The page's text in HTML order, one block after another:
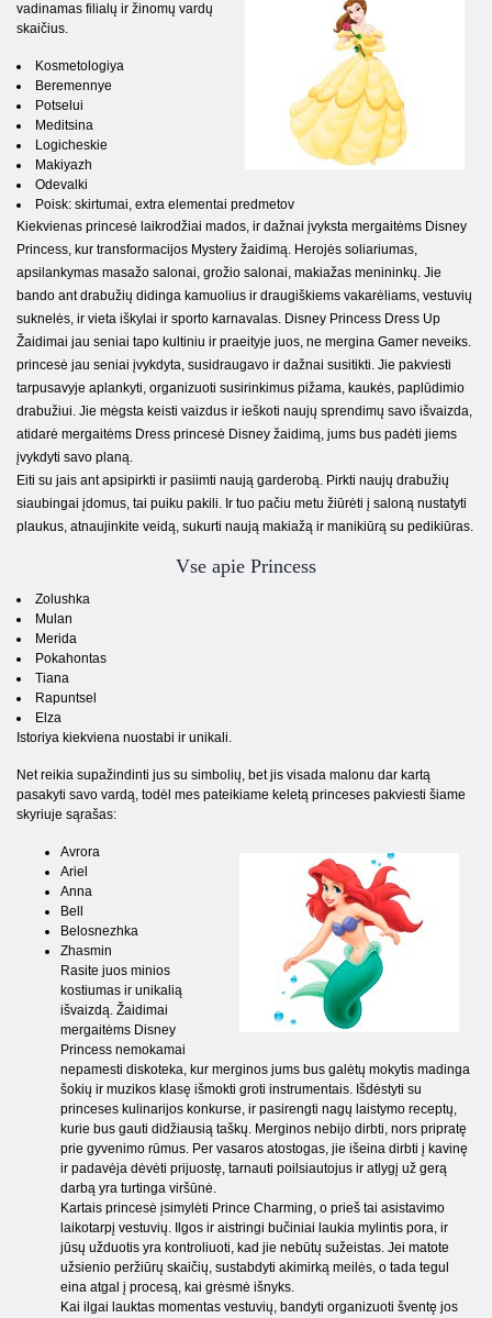
vadinamas filialų ir žinomų vardų
skaičius.
Kosmetologiya
Beremennye
Potselui
Meditsina
Logicheskie
Makiyazh
Odevalki
Poisk: skirtumai, extra elementai predmetov
Kiekvienas princesė laikrodžiai mados, ir dažnai įvyksta mergaitėms Disney
Princess, kur transformacijos Mystery žaidimą. Herojės soliariumas,
apsilankymas masažo salonai, grožio salonai, makiažas menininkų. Jie
bando ant drabužių didinga kamuolius ir draugiškiems vakarėliams, vestuvių
suknelės, ir vieta iškylai ir sporto karnavalas. Disney Princess Dress Up
Žaidimai jau seniai tapo kultiniu ir praeityje juos, ne mergina Gamer neveiks.
princesė jau seniai įvykdyta, susidraugavo ir dažnai susitikti. Jie pakviesti
tarpusavyje aplankyti, organizuoti susirinkimus pižama, kaukės, paplūdimio
drabužiui. Jie mėgsta keisti vaizdus ir ieškoti naujų sprendimų savo išvaizda,
atidarė mergaitėms Dress princesė Disney žaidimą, jums bus padėti jiems
įvykdyti savo planą.
Eiti su jais ant apsipirkti ir pasiimti naują garderobą. Pirkti naujų drabužių
siaubingai įdomus, tai puiku pakili. Ir tuo pačiu metu žiūrėti į saloną nustatyti
plaukus, atnaujinkite veidą, sukurti naują makiažą ir manikiūrą su pedikiūras.
Vse apie Princess
Zolushka
Mulan
Merida
Pokahontas
Tiana
Rapuntsel
Elza
Istoriya kiekviena nuostabi ir unikali.
Net reikia supažindinti jus su simbolių, bet jis visada malonu dar kartą
pasakyti savo vardą, todėl mes pateikiame keletą princeses pakviesti šiame
skyriuje sąrašas:
Avrora
Ariel
Anna
Bell
Belosnezhka
Zhasmin
Rasite juos minios
kostiumas ir unikalią
išvaizdą. Žaidimai
mergaitėms Disney
Princess nemokamai
nepamesti diskoteka, kur merginos jums bus galėtų mokytis madinga
šokių ir muzikos klasę išmokti groti instrumentais. Išdėstyti su
princeses kulinarijos konkurse, ir pasirengti nagų laistymo receptų,
kurie bus gauti didžiausią taškų. Merginos nebijo dirbti, nors pripratę
prie gyvenimo rūmus. Per vasaros atostogas, jie išeina dirbti į kavinę
ir padavėja dėvėti prijuostę, tarnauti poilsiautojus ir atlygį už gerą
darbą yra turtinga viršūnė.
Kartais princesė įsimylėti Prince Charming, o prieš tai asistavimo
laikotarpį vestuvių. Ilgos ir aistringi bučiniai laukia mylintis pora, ir
jūsų užduotis yra kontroliuoti, kad jie nebūtų sužeistas. Jei matote
užsienio peržiūrų skaičių, sustabdyti akimirką meilės, o tada tegul
eina atgal į procesą, kai grėsmė išnyks.
Kai ilgai lauktas momentas vestuvių, bandyti organizuoti šventę jos